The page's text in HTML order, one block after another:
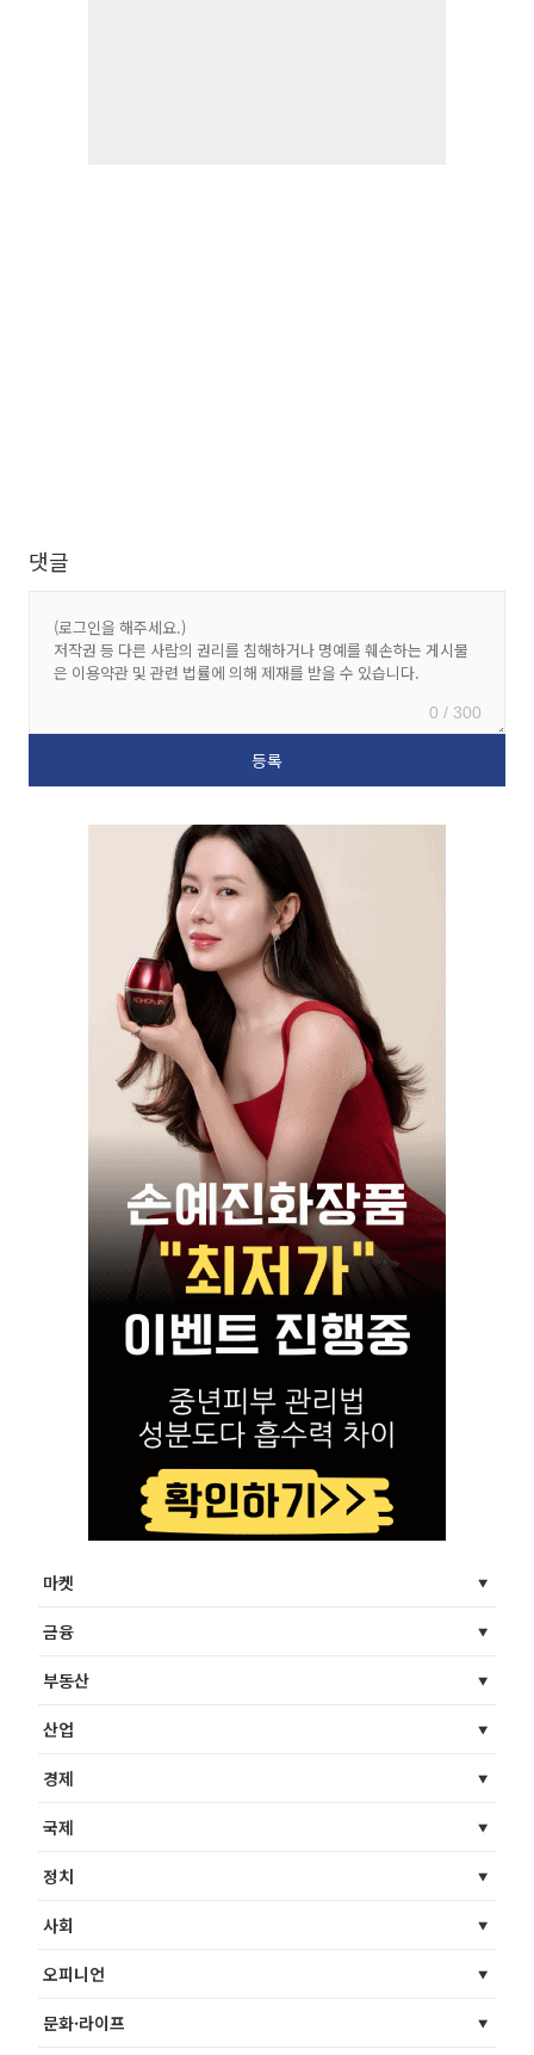
댓글
0 / 300
마켓
금융
부동산
산업
경제
국제
정치
사회
오피니언
문화·라이프